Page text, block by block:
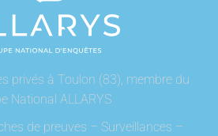
privés à Toulon (83), membre du
National ALLARYS
de preuves – Surveillances –